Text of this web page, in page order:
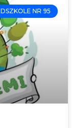
NR 95